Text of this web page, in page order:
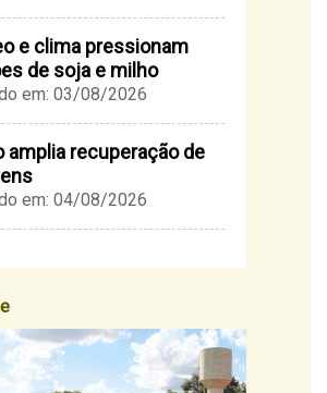
e clima pressionam
de soja e milho
em: 03/08/2026
amplia recuperação de
em: 04/08/2026